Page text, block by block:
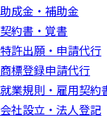
助成金・補助金
契約書・覚書
特許出願・申請代行
商標登録申請代行
就業規則・雇用契約
会社設立・法人登記